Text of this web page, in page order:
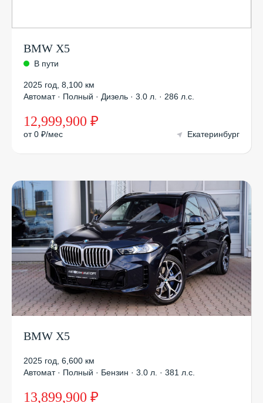
BMW X5
В пути
2025 год 8,100 км
Автомат · Полный · Дизель · 3.0 л. · 286 л.с.
12,999,900 ₽
от 0 ₽/мес Екатеринбург
BMW X5
2025 год 6,600 км
Автомат · Полный · Бензин · 3.0 л. · 381 л.с.
13,899,900 ₽